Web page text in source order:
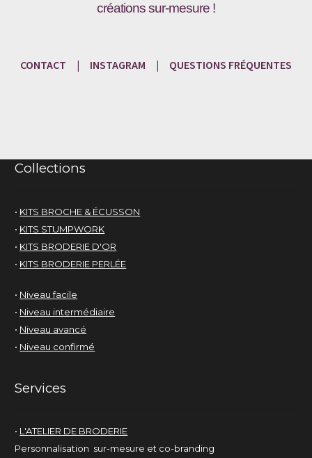
créations sur-mesure !
CONTACT | INSTAGRAM | QUESTIONS FRÉQUENTES
Collections
• KITS BROCHE & ÉCUSSON
• KITS STUMPWORK
• KITS BRODERIE D'OR
• KITS BRODERIE PERLÉE
• Niveau facile
• Niveau intermédiaire
• Niveau avancé
• Niveau confirmé
Services
• L'ATELIER DE BRODERIE
Personnalisation sur-mesure et co-branding